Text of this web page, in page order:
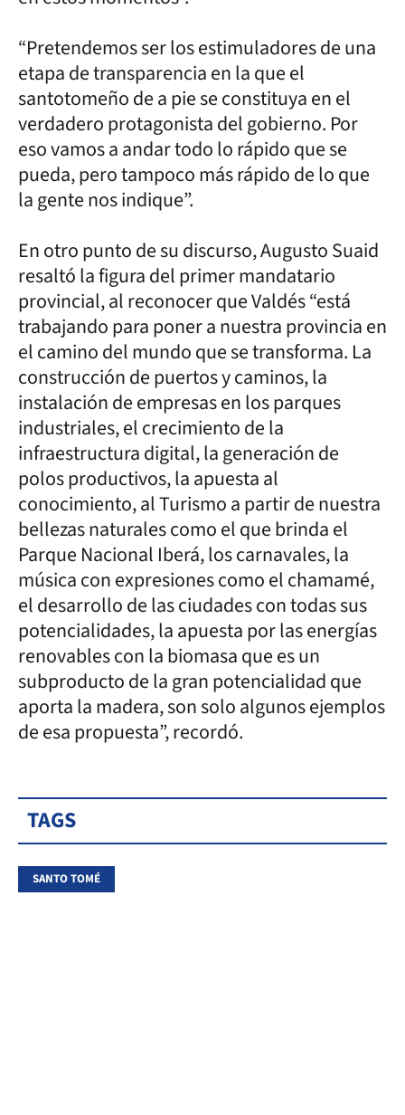
“Pretendemos ser los estimuladores de una
etapa de transparencia en la que el
santotomeño de a pie se constituya en el
verdadero protagonista del gobierno. Por
eso vamos a andar todo lo rápido que se
pueda, pero tampoco más rápido de lo que
la gente nos indique”.
En otro punto de su discurso, Augusto Suaid
resaltó la figura del primer mandatario
provincial, al reconocer que Valdés “está
trabajando para poner a nuestra provincia en
el camino del mundo que se transforma. La
construcción de puertos y caminos, la
instalación de empresas en los parques
industriales, el crecimiento de la
infraestructura digital, la generación de
polos productivos, la apuesta al
conocimiento, al Turismo a partir de nuestra
bellezas naturales como el que brinda el
Parque Nacional Iberá, los carnavales, la
música con expresiones como el chamamé,
el desarrollo de las ciudades con todas sus
potencialidades, la apuesta por las energías
renovables con la biomasa que es un
subproducto de la gran potencialidad que
aporta la madera, son solo algunos ejemplos
de esa propuesta”, recordó.
TAGS
SANTO TOMÉ